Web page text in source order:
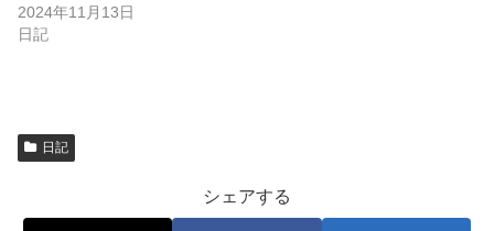
)
2024年11月13日
日記
日記
シェアする